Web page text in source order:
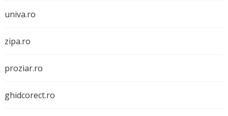
univa.ro
zipa.ro
proziar.ro
ghidcorect.ro